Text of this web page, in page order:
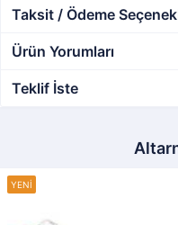
Taksit / Ödeme
Ürün Yorumları
Teklif İste